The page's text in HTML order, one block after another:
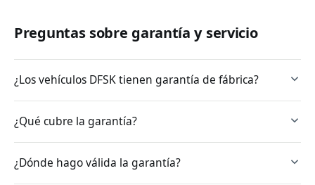
Preguntas sobre garantía y servicio
¿Los vehículos DFSK tienen garantía de fábrica?
¿Qué cubre la garantía?
¿Dónde hago válida la garantía?